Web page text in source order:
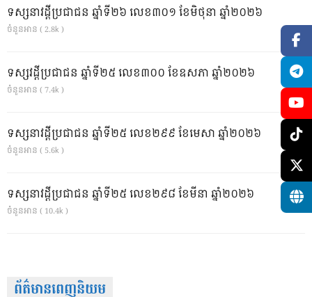
ទស្សនាវដ្ដីប្រជាជន ឆ្នាំទី២៦ លេខ៣០១ ខែមិថុនា ឆ្នាំ២០២៦
ចំនួនអាន ( 2.8k )
ទស្សវដ្តីប្រជាជន ឆ្នាំទី២៥ លេខ៣០០ ខែឧសភា ឆ្នាំ២០២៦
ចំនួនអាន ( 7.4k )
ទស្សនាវដ្ដីប្រជាជន ឆ្នាំទី២៥ លេខ២៩៩ ខែមេសា ឆ្នាំ២០២៦
ចំនួនអាន ( 5.6k )
ទស្សនាវដ្ដីប្រជាជន ឆ្នាំទី២៥ លេខ២៩៨ ខែមីនា ឆ្នាំ២០២៦
ចំនួនអាន ( 10.4k )
ព័ត៌មានពេញនិយម